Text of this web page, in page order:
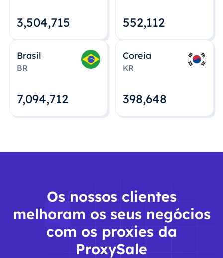
3,504,715 552,112
Brasil
BR
7,094,712
Coreia
KR
398,648
Os nossos clientes
melhoram os seus negócios
com os proxies da
ProxySale